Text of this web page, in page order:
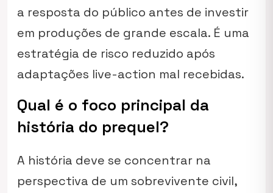
a resposta do público antes de investir
em produções de grande escala. É uma
estratégia de risco reduzido após
adaptações live-action mal recebidas.
Qual é o foco principal da
história do prequel?
A história deve se concentrar na
perspectiva de um sobrevivente civil,